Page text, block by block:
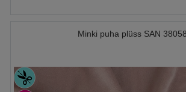
Minki puha plüss SAN